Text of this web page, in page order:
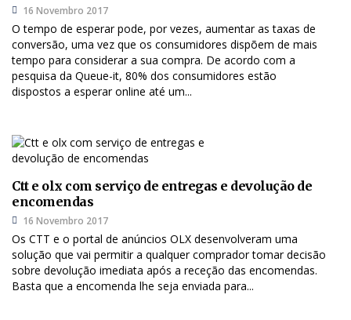
16 Novembro 2017
O tempo de esperar pode, por vezes, aumentar as taxas de
conversão, uma vez que os consumidores dispõem de mais
tempo para considerar a sua compra. De acordo com a
pesquisa da Queue-it, 80% dos consumidores estão
dispostos a esperar online até um...
Ctt e olx com serviço de entregas e devolução de
encomendas
16 Novembro 2017
Os CTT e o portal de anúncios OLX desenvolveram uma
solução que vai permitir a qualquer comprador tomar decisão
sobre devolução imediata após a receção das encomendas.
Basta que a encomenda lhe seja enviada para...